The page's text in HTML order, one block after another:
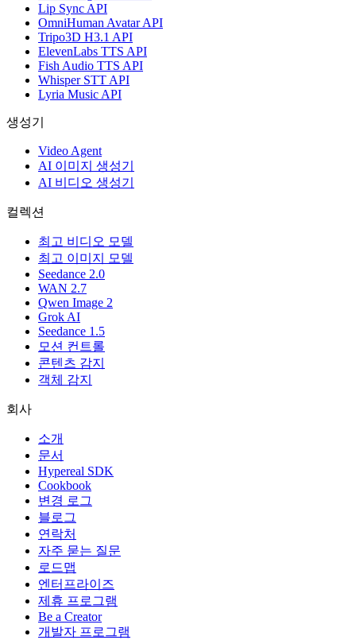
Lip Sync API
OmniHuman Avatar API
Tripo3D H3.1 API
ElevenLabs TTS API
Fish Audio TTS API
Whisper STT API
Lyria Music API
생성기
Video Agent
AI 이미지 생성기
AI 비디오 생성기
컬렉션
최고 비디오 모델
최고 이미지 모델
Seedance 2.0
WAN 2.7
Qwen Image 2
Grok AI
Seedance 1.5
모션 컨트롤
콘텐츠 감지
객체 감지
회사
소개
문서
Hypereal SDK
Cookbook
변경 로그
블로그
연락처
자주 묻는 질문
로드맵
엔터프라이즈
제휴 프로그램
Be a Creator
개발자 프로그램